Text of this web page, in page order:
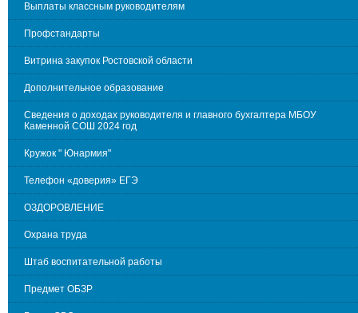
Выплаты классным руководителям
Профстандарты
Витрина закупок Ростовской области
Дополнительное образование
Сведения о доходах руководителя и главного бухгалтера МБОУ
Каменной СОШ 2024 год
Кружок " Юнармия"
Телефон «доверия» ЕГЭ
ОЗДОРОВЛЕНИЕ
Охрана труда
Штаб воспитательной работы
Предмет ОБЗР